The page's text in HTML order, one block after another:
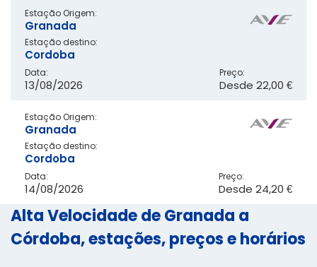
Estação Origem:
Granada
Estação destino:
Cordoba
Data:
13/08/2026
Preço:
Desde 22,00 €
Estação Origem:
Granada
Estação destino:
Cordoba
Data:
14/08/2026
Preço:
Desde 24,20 €
Alta Velocidade de Granada a
Córdoba, estações, preços e horários